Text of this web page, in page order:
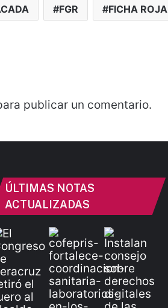
FGR FICHA ROJA
publicar un comentario.
ÚLTIMAS NOTAS
ACTUALIZADAS